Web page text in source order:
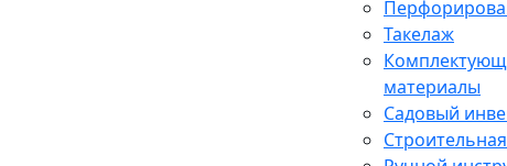
Такелаж
материалы
Садовый